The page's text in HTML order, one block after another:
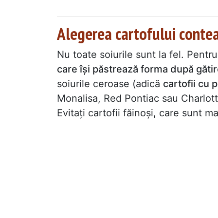
Alegerea cartofului
Nu toate soiurile sunt la fel.
care își păstrează forma după
soiurile ceroase (adică cartofii cu
Monalisa, Red Pontiac sau
Evitați cartofii făinoși, care sunt